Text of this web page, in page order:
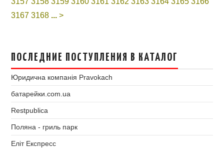
3167 3168 ... >
ПОСЛЕДНИЕ ПОСТУПЛЕНИЯ В КАТАЛОГ
Юридична компанія Pravokach
батарейки.com.ua
Restpublica
Поляна - гриль парк
Еліт Експресс